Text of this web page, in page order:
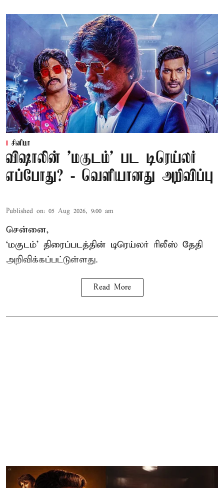
சினிமா
விஷாலின் 'மகுடம்' பட டிரெய்லர்
எப்போது? - வெளியானது அறிவிப்பு
Published on: 05 Aug 2026, 9:00 am
சென்னை,
‘மகுடம்’ திரைப்படத்தின் டிரெய்லர் ரிலீஸ் தேதி
அறிவிக்கப்பட்டுள்ளது.
Read More